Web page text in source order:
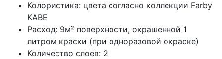
Колористика: цвета согласно коллекции Farby
KABE
Расход: 9м² поверхности, окрашенной 1
литром краски (при одноразовой окраске)
Количество слоев: 2